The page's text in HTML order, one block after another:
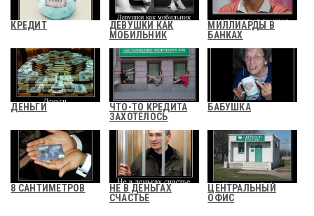
КРЕДИТ
ДЕВУШКИ КАК
МОБИЛЬНИК
МИЛЛИАРДЫ В
БАНКАХ
ДЕНЬГИ
ЧТО-ТО КРЕДИТА
ЗАХОТЕЛОСЬ
БАБУШКА
8 САНТИМЕТРОВ
НЕ В ДЕНЬГАХ
СЧАСТЬЕ
ЦЕНТРАЛЬНЫЙ
ОФИС